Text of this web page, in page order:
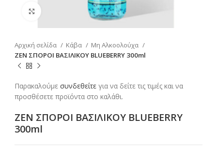
Αρχική σελίδα Κάβα
Μη Αλκοολούχα
ΖΕΝ ΣΠΟΡΟΙ ΒΑΣΙΛΙΚΟΥ BLUEBERRY 300ml
Παρακαλούμε συνδεθείτε για να δείτε τις τιμές και να
προσθέσετε προϊόντα στο καλάθι.
ΖΕΝ ΣΠΟΡΟΙ ΒΑΣΙΛΙΚΟΥ BLUEBERRY
300ml